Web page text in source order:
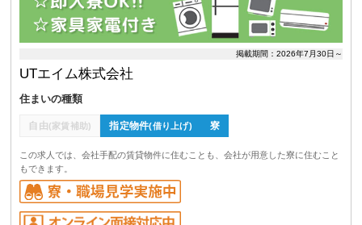
掲載期間：2026年7月30日～
UTエイム株式会社
住まいの種類
自由(家賃補助) 指定物件(借り上げ) 寮
この求人では、会社手配の賃貸物件に住むことも、会社が用意した寮に住むこと
もできます。